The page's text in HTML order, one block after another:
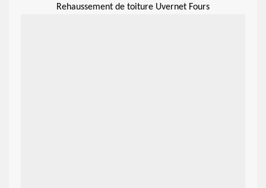
Rehaussement de toiture Uvernet Fours